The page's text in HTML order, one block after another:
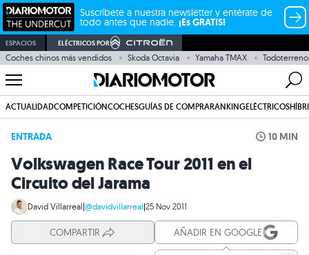
Suscríbete a nuestra newsletter y entérate de
todo antes que nadie. ¡Es GRATIS!
ESPACIOS ELÉCTRICOS POR
Coches chinos más vendidos Skoda Octavia Yamaha TMAX Todoterreno
ACTUALIDADCOMPETICIÓNCOCHESGUÍAS DE COMPRARANKINGELÉCTRICOS
ENTRADA 10 MIN
Volkswagen Race Tour 2011 en el
Circuito del Jarama
David Villarreal|@davidvillarreal|25 Nov 2011
COMPARTIR AÑADIR EN GOOGLE